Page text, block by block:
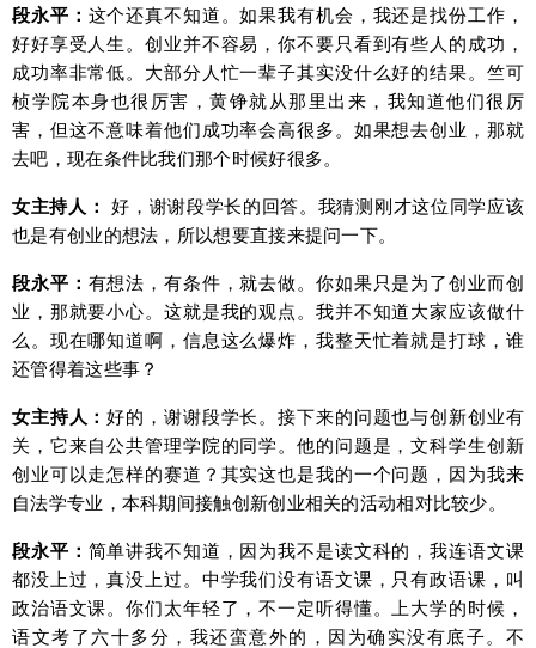
段永平： 这个还真不知道。如果我有机会，我还是找份工作，
好好享受人生。创业并不容易，你不要只看到有些人的成功，
成功率非常低。大部分人忙一辈子其实没什么好的结果。竺可
桢学院本身也很厉害，黄铮就从那里出来，我知道他们很厉
害，但这不意味着他们成功率会高很多。如果想去创业，那就
去吧，现在条件比我们那个时候好很多。
女主持人： 好，谢谢段学长的回答。我猜测刚才这位同学应该
也是有创业的想法，所以想要直接来提问一下。
段永平： 有想法，有条件，就去做。你如果只是为了创业而创
业，那就要小心。这就是我的观点。我并不知道大家应该做什
么。现在哪知道啊，信息这么爆炸，我整天忙着就是打球，谁
还管得着这些事？
女主持人：好的，谢谢段学长。接下来的问题也与创新创业有
关，它来自公共管理学院的同学。他的问题是，文科学生创新
创业可以走怎样的赛道？其实这也是我的一个问题，因为我来
自法学专业，本科期间接触创新创业相关的活动相对比较少。
段永平： 简单讲我不知道，因为我不是读文科的，我连语文课
都没上过，真没上过。中学我们没有语文课，只有政语课，叫
政治语文课。你们太年轻了，不一定听得懂。上大学的时候，
语文考了六十多分，我还蛮意外的，因为确实没有底子。不